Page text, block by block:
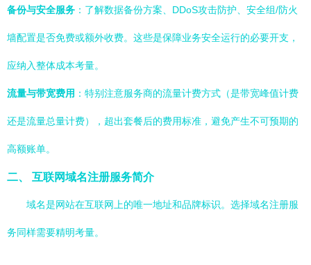
备份与安全服务 ：了解数据备份方案、DDoS攻击防护、安全组/防火
墙配置是否免费或额外收费。这些是保障业务安全运行的必要开支，
应纳入整体成本考量。
流量与带宽费用 ：特别注意服务商的流量计费方式（是带宽峰值计费
还是流量总量计费），超出套餐后的费用标准，避免产生不可预期的
高额账单。
二、 互联网域名注册服务简介
域名是网站在互联网上的唯一地址和品牌标识。选择域名注册服
务同样需要精明考量。